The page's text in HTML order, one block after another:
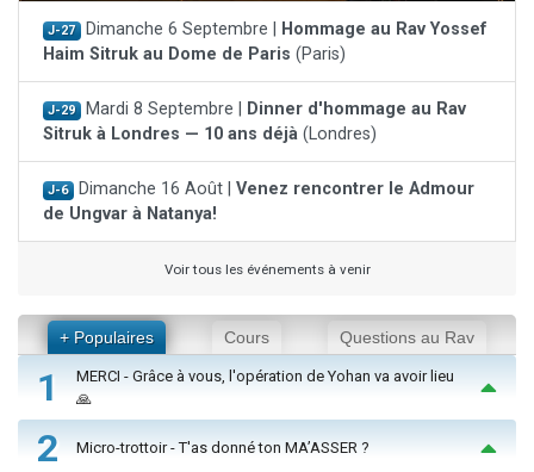
J-27 Dimanche 6 Septembre |
Hommage au Rav Yossef
Haim Sitruk au Dome de Paris (Paris)
J-29 Mardi 8 Septembre |
Dinner d'hommage au Rav
Sitruk à Londres — 10 ans déjà (Londres)
J-6 Dimanche 16 Août | Venez rencontrer le Admour
de Ungvar à Natanya!
Voir tous les événements à venir
+ Populaires Cours Questions au Rav
1
MERCI - Grâce à vous, l'opération de Yohan va avoir lieu
🙏
2 Micro-trottoir - T'as donné ton MA’ASSER ?